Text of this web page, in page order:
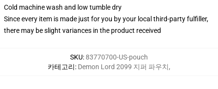
Cold machine wash and low tumble dry
Since every item is made just for you by your local third-party fulfiller,
there may be slight variances in the product received
SKU:83770700-US-pouch
카테고리: Demon Lord 2099 지퍼 파우치,